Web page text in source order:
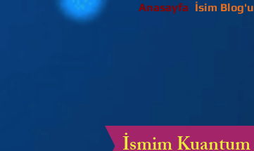
Anasayfa İsim Blog'u